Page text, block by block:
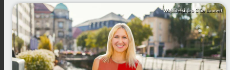
Wahlkreisbüro Silke Launert